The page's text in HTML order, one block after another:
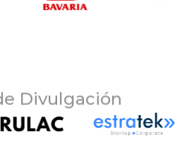
Divulgación